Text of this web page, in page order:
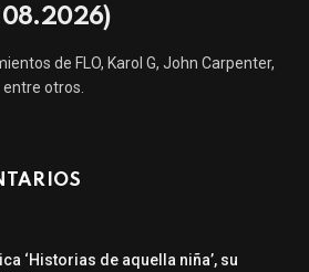
de FLO, Karol G, John Carpenter,
otros.
‘Historias de aquella niña’, su